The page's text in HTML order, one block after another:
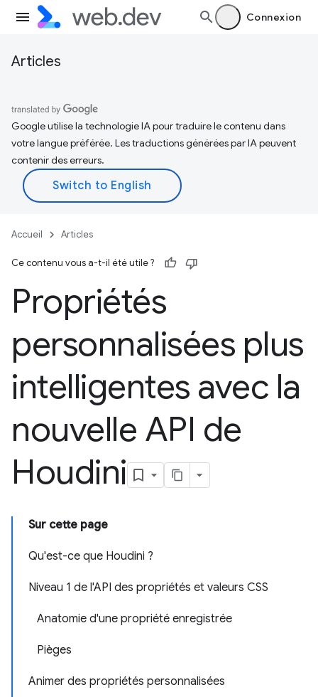
Connexion
Articles
Google utilise la technologie IA pour traduire le contenu dans
votre langue préférée. Les traductions générées par IA peuvent
contenir des erreurs.
Accueil Articles
Ce contenu vous a-t-il été utile ?
Propriétés
personnalisées plus
intelligentes avec la
nouvelle API de
Houdini
Sur cette page
Qu'est-ce que Houdini ?
Niveau 1 de l'API des propriétés et valeurs CSS
Anatomie d'une propriété enregistrée
Pièges
Animer des propriétés personnalisées